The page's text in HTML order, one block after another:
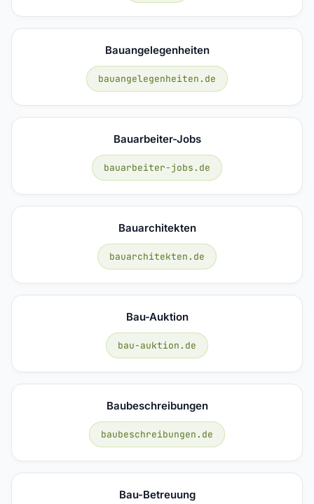
Bauangelegenheiten
bauangelegenheiten.de
Bauarbeiter-Jobs
bauarbeiter-jobs.de
Bauarchitekten
bauarchitekten.de
Bau-Auktion
bau-auktion.de
Baubeschreibungen
baubeschreibungen.de
Bau-Betreuung